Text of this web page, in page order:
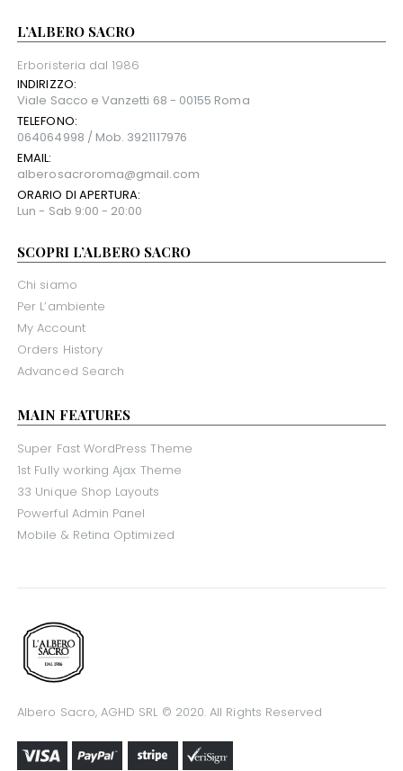
L’ALBERO SACRO
Erboristeria dal 1986
INDIRIZZO:
Viale Sacco e Vanzetti 68 - 00155 Roma
TELEFONO:
064064998 / Mob. 3921117976
EMAIL:
alberosacroroma@gmail.com
ORARIO DI APERTURA:
Lun - Sab 9:00 - 20:00
SCOPRI L’ALBERO SACRO
Chi siamo
Per L’ambiente
My Account
Orders History
Advanced Search
MAIN FEATURES
Super Fast WordPress Theme
1st Fully working Ajax Theme
33 Unique Shop Layouts
Powerful Admin Panel
Mobile & Retina Optimized
Albero Sacro, AGHD SRL © 2020. All Rights Reserved